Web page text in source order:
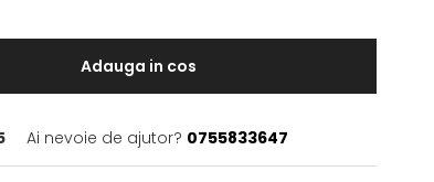
Adauga in cos
Ai nevoie de ajutor? 0755833647